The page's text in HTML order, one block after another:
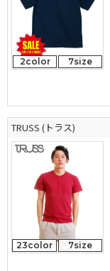
2color 7size
TRUSS (トラス)
23color 7size